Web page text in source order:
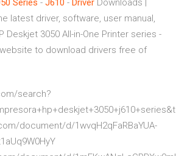
Series - J610 - Driver Downloads |
latest driver, software, user manual,
Deskjet 3050 All-in-One Printer series -
to download drivers free of
search?
document/d/1wvqH2qFaRBaYUA-